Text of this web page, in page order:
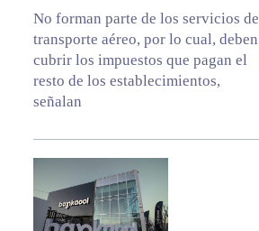
No forman parte de los servicios de
transporte aéreo, por lo cual, deben
cubrir los impuestos que pagan el
resto de los establecimientos,
señalan